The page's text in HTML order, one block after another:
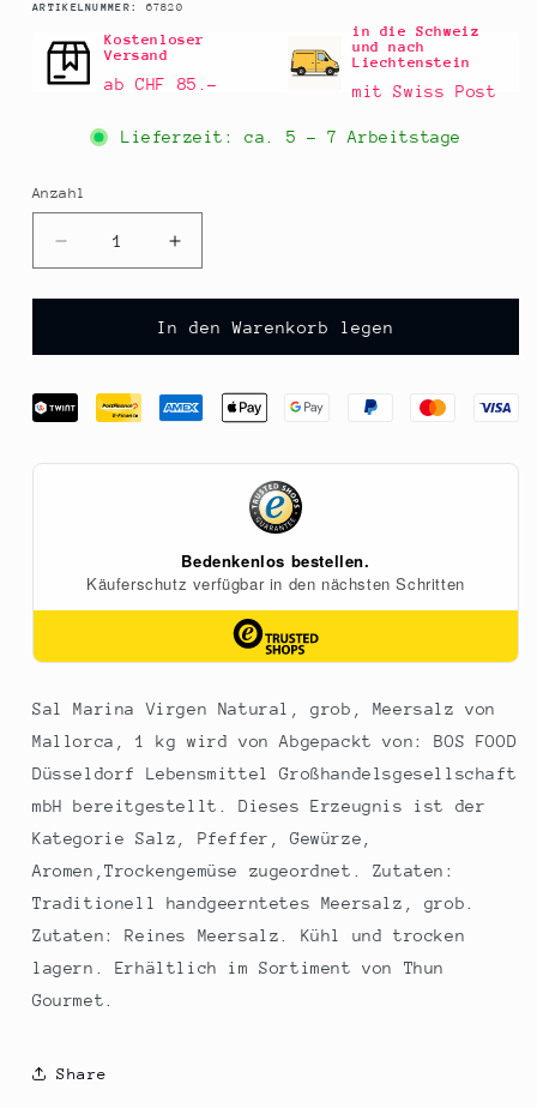
ARTIKELNUMMER: SKU:
67820
Kostenloser
Versand
ab CHF 85.–
in die Schweiz
und nach
Liechtenstein
mit Swiss Post
Lieferzeit: ca. 5 - 7 Arbeitstage
Anzahl
Anzahl
Verringere
die
Menge
Sal
Virgen
Natural,
Erhöhe
die
Menge
für
Sal
Virgen
Natural,
Mallorca,
1
kg
In den Warenkorb legen
Sal Marina Virgen Natural, grob, Meersalz von
Mallorca, 1 kg wird von Abgepackt von: BOS FOOD
Düsseldorf Lebensmittel Großhandelsgesellschaft
mbH bereitgestellt. Dieses Erzeugnis ist der
Kategorie Salz, Pfeffer, Gewürze,
Aromen,Trockengemüse zugeordnet. Zutaten:
Traditionell handgeerntetes Meersalz, grob.
Zutaten: Reines Meersalz. Kühl und trocken
lagern. Erhältlich im Sortiment von Thun
Gourmet.
Share